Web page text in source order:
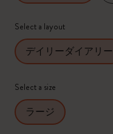
Select a layout
デイリーダイアリー
Select a size
ラージ